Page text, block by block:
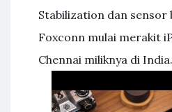
Stabilization dan sensor
Foxconn mulai merakit
Chennai miliknya di India.